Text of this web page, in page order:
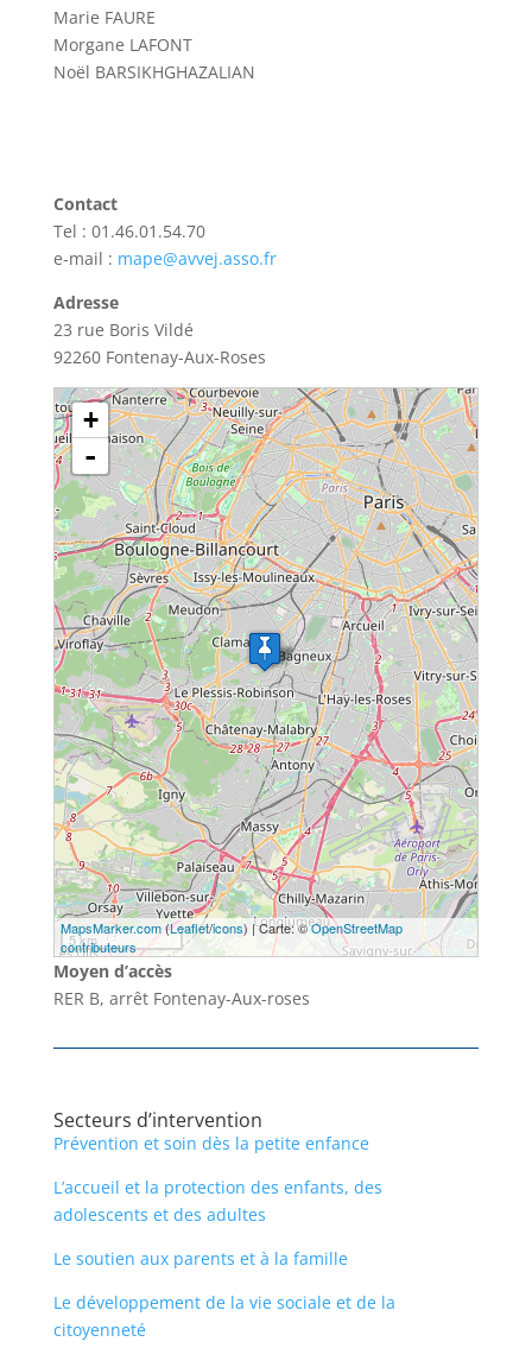
Marie FAURE
Morgane LAFONT
Noël BARSIKHGHAZALIAN
Contact
Tel : 01.46.01.54.70
e-mail : mape@avvej.asso.fr
Adresse
23 rue Boris Vildé
92260 Fontenay-Aux-Roses
chargement de la carte - veuillez patienter...
+
-
5 km
MapsMarker.com(Leaflet/icons) | Carte: ©OpenStreetMap
contributeurs
Moyen d’accès
RER B, arrêt Fontenay-Aux-roses
Secteurs d’intervention
Prévention et soin dès la petite enfance
L’accueil et la protection des enfants, des
adolescents et des adultes
Le soutien aux parents et à la famille
Le développement de la vie sociale et de la
citoyenneté